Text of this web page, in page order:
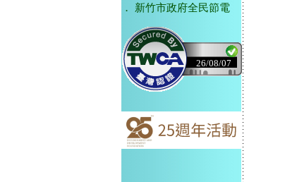
．
新竹市政府全民節電
26/08/07